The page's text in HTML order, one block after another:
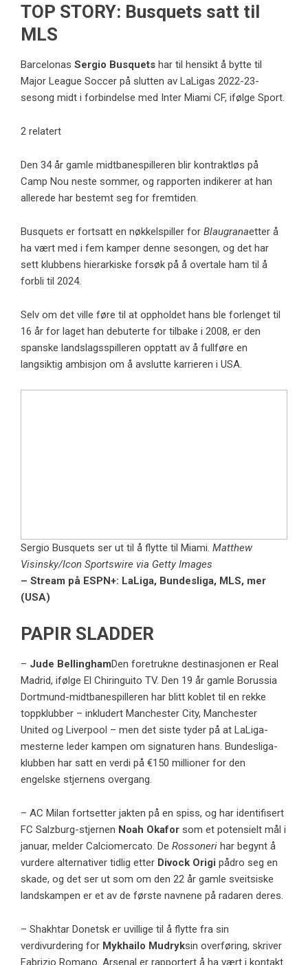
TOP STORY: Busquets satt til
MLS
Barcelonas Sergio Busquets har til hensikt å bytte til
Major League Soccer på slutten av LaLigas 2022-23-
sesong midt i forbindelse med Inter Miami CF, ifølge Sport.
2 relatert
Den 34 år gamle midtbanespilleren blir kontraktløs på
Camp Nou neste sommer, og rapporten indikerer at han
allerede har bestemt seg for fremtiden.
Busquets er fortsatt en nøkkelspiller for Blaugranaetter å
ha vært med i fem kamper denne sesongen, og det har
sett klubbens hierarkiske forsøk på å overtale ham til å
forbli til 2024.
Selv om det ville føre til at oppholdet hans ble forlenget til
16 år for laget han debuterte for tilbake i 2008, er den
spanske landslagsspilleren opptatt av å fullføre en
langsiktig ambisjon om å avslutte karrieren i USA.
Sergio Busquets ser ut til å flytte til Miami. Matthew
Visinsky/Icon Sportswire via Getty Images
– Stream på ESPN+: LaLiga, Bundesliga, MLS, mer
(USA)
PAPIR SLADDER
– Jude BellinghamDen foretrukne destinasjonen er Real
Madrid, ifølge El Chiringuito TV. Den 19 år gamle Borussia
Dortmund-midtbanespilleren har blitt koblet til en rekke
toppklubber – inkludert Manchester City, Manchester
United og Liverpool – men det siste tyder på at LaLiga-
mesterne leder kampen om signaturen hans. Bundesliga-
klubben har satt en verdi på €150 millioner for den
engelske stjernens overgang.
– AC Milan fortsetter jakten på en spiss, og har identifisert
FC Salzburg-stjernen Noah Okafor som et potensielt mål i
januar, melder Calciomercato. De Rossoneri har begynt å
vurdere alternativer tidlig etter Divock Origi pådro seg en
skade, og det ser ut som om den 22 år gamle sveitsiske
landskampen er et av de første navnene på radaren deres.
– Shakhtar Donetsk er uvillige til å flytte fra sin
verdivurdering for Mykhailo Mudryksin overføring, skriver
Fabrizio Romano . Arsenal er rapportert å ha vært i kontakt